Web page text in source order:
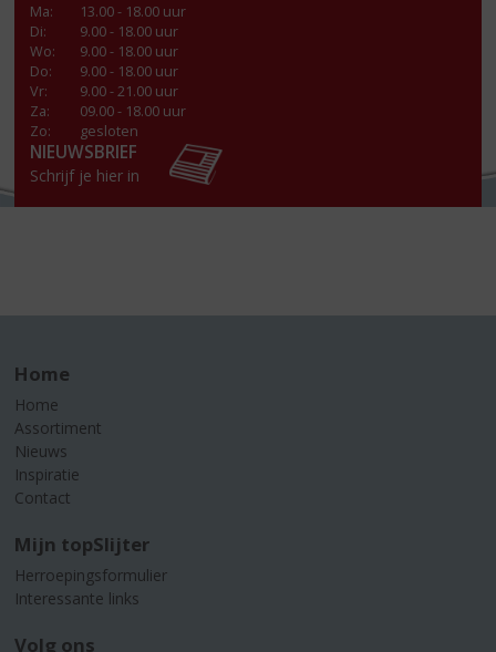
Ma:
13.00 - 18.00 uur
Di:
9.00 - 18.00 uur
Wo:
9.00 - 18.00 uur
Do:
9.00 - 18.00 uur
Vr:
9.00 - 21.00 uur
Za:
09.00 - 18.00 uur
Zo:
gesloten
NIEUWSBRIEF
Schrijf je hier in
Home
Home
Assortiment
Nieuws
Inspiratie
Contact
Mijn topSlijter
Herroepingsformulier
Interessante links
Volg ons